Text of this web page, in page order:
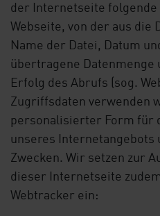
der Internetseite folgende
Webseite, von der aus die
Name der Datei, Datum
übertragene Datenmenge
Erfolg des Abrufs (sog.
Zugriffsdaten verwenden
personalisierter Form für
unseres Internetangebots
Zwecken. Wir setzen zur
dieser Internetseite
Webtracker ein: